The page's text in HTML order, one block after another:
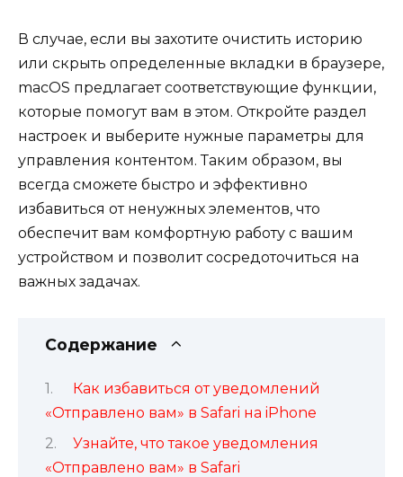
В случае, если вы захотите очистить историю
или скрыть определенные вкладки в браузере,
macOS предлагает соответствующие функции,
которые помогут вам в этом. Откройте раздел
настроек и выберите нужные параметры для
управления контентом. Таким образом, вы
всегда сможете быстро и эффективно
избавиться от ненужных элементов, что
обеспечит вам комфортную работу с вашим
устройством и позволит сосредоточиться на
важных задачах.
Содержание
Как избавиться от уведомлений
«Отправлено вам» в Safari на iPhone
Узнайте, что такое уведомления
«Отправлено вам» в Safari